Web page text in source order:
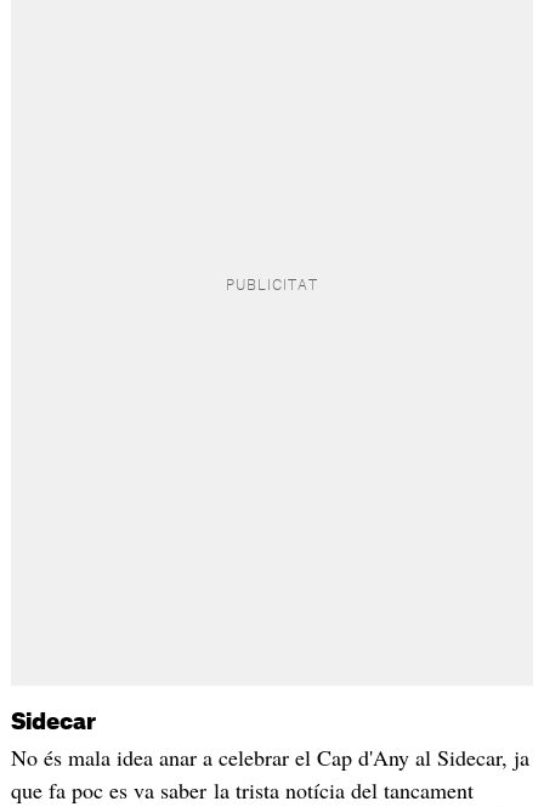
Sidecar
No és mala idea anar a celebrar el Cap d'Any al Sidecar, ja
que fa poc es va saber la trista notícia del tancament